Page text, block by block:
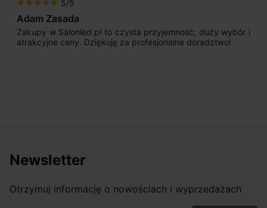
star star star star star 5/5
Adam Zasada
Zakupy w Salonled.pl to czysta przyjemność; duży wybór i
atrakcyjne ceny. Dziękuję za profesjonalne doradztwo!
Newsletter
Otrzymuj informację o nowościach i wyprzedażach